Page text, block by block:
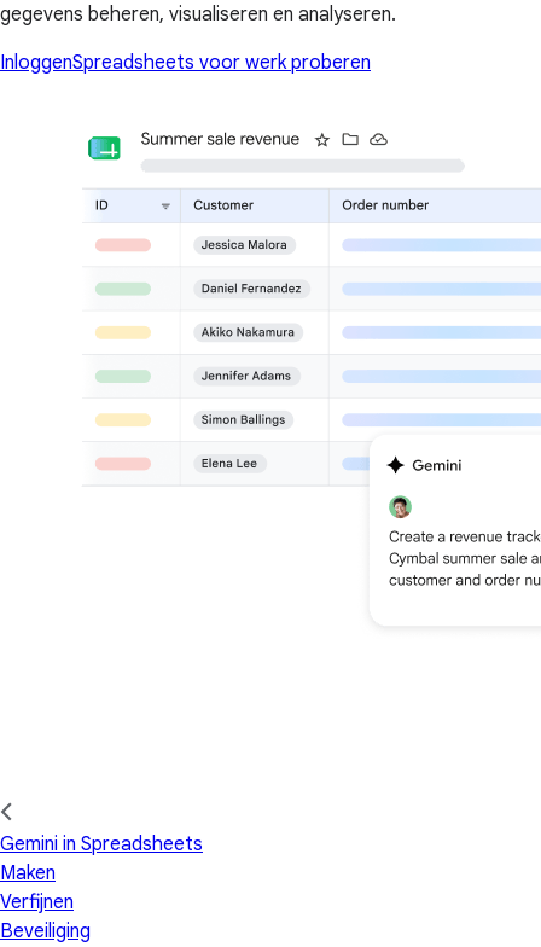
gegevens beheren, visualiseren en analyseren.
InloggenSpreadsheets voor werk proberen
Gemini in Spreadsheets
Maken
Verfijnen
Beveiliging